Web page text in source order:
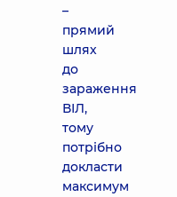
–
прямий
шлях
до
зараження
ВІЛ,
тому
потрібно
докласти
максимум